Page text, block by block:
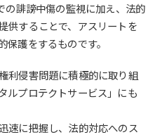
の誹謗中傷の監視に加え、法的
供することで、アスリートを
護をするものです。
利侵害問題に積極的に取り組
ルプロテクトサービス」にも
速に把握し、法的対応へのス